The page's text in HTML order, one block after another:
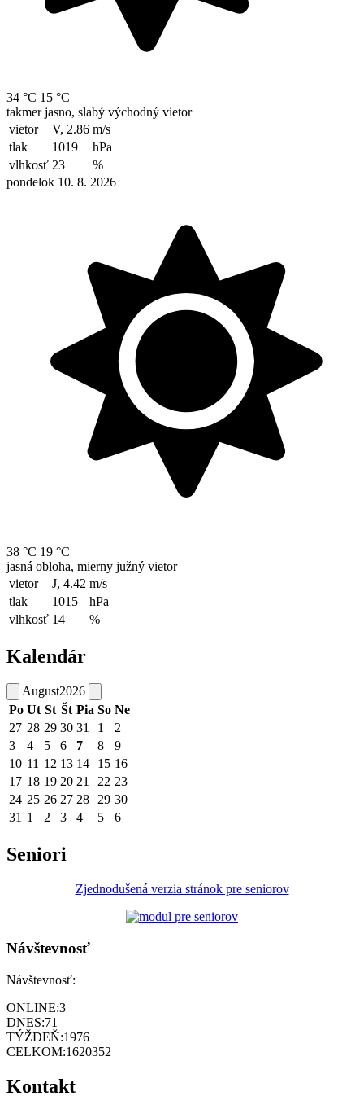
34 °C 15 °C
takmer jasno, slabý východný vietor
vietor
V, 2.86 m/s
tlak
1019
hPa
vlhkosť 23
%
pondelok 10. 8. 2026
38 °C 19 °C
jasná obloha, mierny južný vietor
vietor
J, 4.42 m/s
tlak
1015
hPa
vlhkosť 14 %
Kalendár
August2026
Po Ut St Št Pia So Ne
27 28 29 30 31 1
2
3
4 5 6 7 8
9
10 11 12 13 14 15 16
17 18 19 20 21 22 23
24 25 26 27 28 29 30
31 1 2 3 4 5 6
Seniori
Zjednodušená verzia stránok pre seniorov
Návštevnosť
Návštevnosť:
ONLINE:3
DNES:71
TÝŽDEŇ:1976
CELKOM:1620352
Kontakt